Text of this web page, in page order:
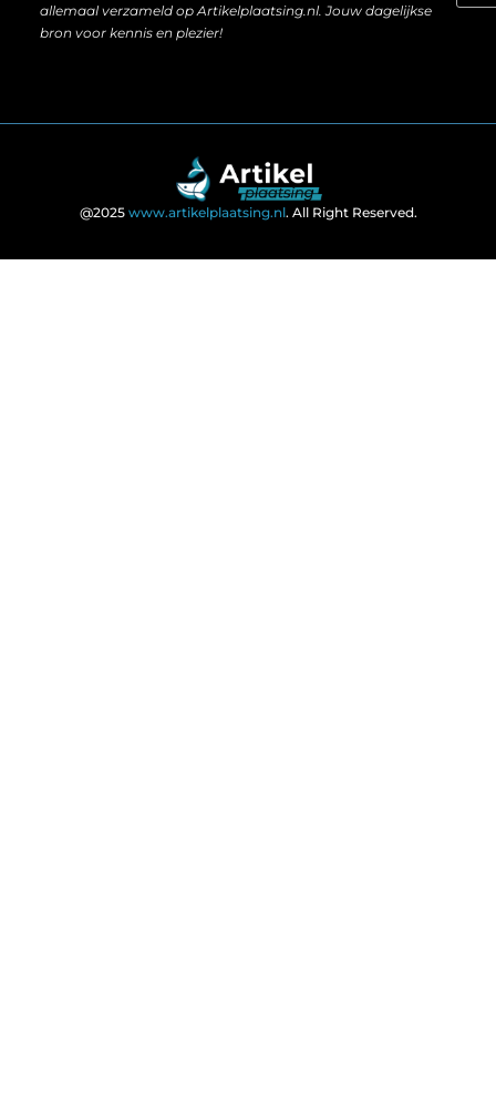
allemaal verzameld op Artikelplaatsing.nl. Jouw dagelijkse
bron voor kennis en plezier!
@2025 www.artikelplaatsing.nl. All Right Reserved.